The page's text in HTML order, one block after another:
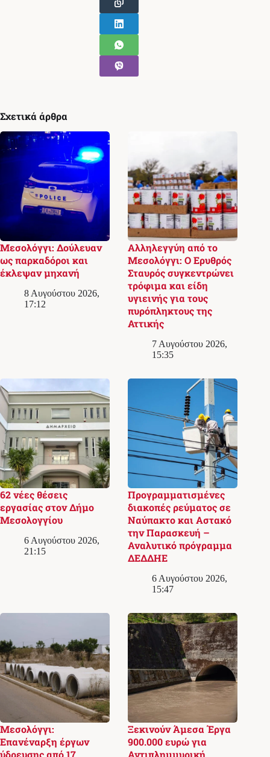
Σχετικά άρθρα
Μεσολόγγι: Δούλευαν
ως παρκαδόροι και
έκλεψαν μηχανή
8 Αυγούστου 2026,
17:12
Αλληλεγγύη από το
Μεσολόγγι: Ο Ερυθρός
Σταυρός συγκεντρώνει
τρόφιμα και είδη
υγιεινής για τους
πυρόπληκτους της
Αττικής
7 Αυγούστου 2026,
15:35
62 νέες θέσεις
εργασίας στον Δήμο
Μεσολογγίου
6 Αυγούστου 2026,
21:15
Προγραμματισμένες
διακοπές ρεύματος σε
Ναύπακτο και Αστακό
την Παρασκευή –
Αναλυτικό πρόγραμμα
ΔΕΔΔΗΕ
6 Αυγούστου 2026,
15:47
Μεσολόγγι:
Επανέναρξη έργων
ύδρευσης από 17
Ξεκινούν Άμεσα Έργα
900.000 ευρώ για
Αντιπλημμυρική